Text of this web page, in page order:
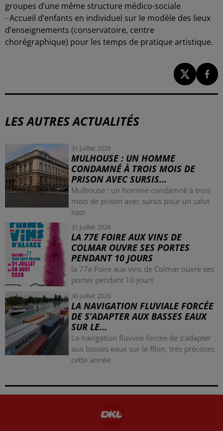
groupes d’une même structure médico-sociale
-Accueil d’enfants en individuel sur le modèle des lieux
d’enseignements (conservatoire, centre
chorégraphique) pour les temps de pratique artistique.
LES AUTRES ACTUALITÉS
31 juillet 2026
MULHOUSE : UN HOMME
CONDAMNÉ À TROIS MOIS DE
PRISON AVEC SURSIS...
Mulhouse : un homme condamné à trois
mois de prison avec sursis pour un salut
nazi
31 juillet 2026
LA 77E FOIRE AUX VINS DE
COLMAR OUVRE SES PORTES
PENDANT 10 JOURS
la 77e Foire aux vins de Colmar ouvre ses
portes pendant 10 jours
30 juillet 2026
LA NAVIGATION FLUVIALE FORCÉE
DE S’ADAPTER AUX BASSES EAUX
SUR LE...
La navigation fluviale forcée de s’adapter
aux basses eaux sur le Rhin, très précoces
cette année